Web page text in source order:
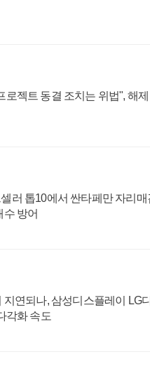
로젝트 동결 조치는 위법", 해
러 톱10에서 싼타페만 자리매
수 방어
지연되나, 삼성디스플레이 LG
각화 속도